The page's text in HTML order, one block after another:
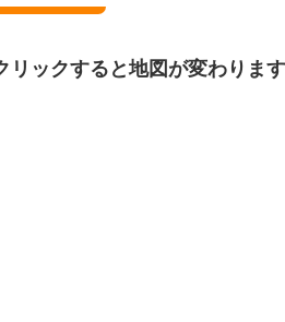
リックすると地図が変わりま